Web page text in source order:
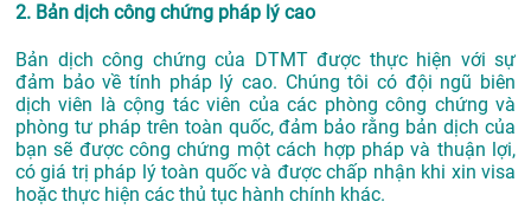
2. Bản dịch công chứng pháp lý cao
Bản dịch công chứng của DTMT được thực hiện với sự
đảm bảo về tính pháp lý cao. Chúng tôi có đội ngũ biên
dịch viên là cộng tác viên của các phòng công chứng và
phòng tư pháp trên toàn quốc, đảm bảo rằng bản dịch của
bạn sẽ được công chứng một cách hợp pháp và thuận lợi,
có giá trị pháp lý toàn quốc và được chấp nhận khi xin visa
hoặc thực hiện các thủ tục hành chính khác.